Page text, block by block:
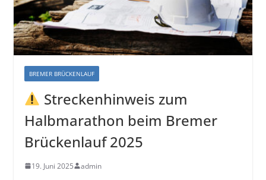
BREMER BRÜCKENLAUF
Streckenhinweis zum
Halbmarathon beim Bremer
Brückenlauf 2025
19. Juni 2025 admin